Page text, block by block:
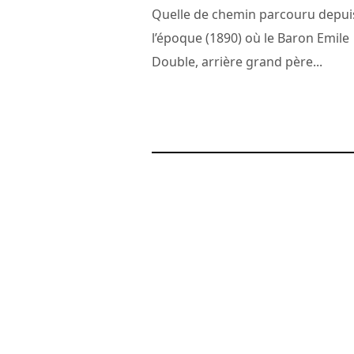
Quelle de chemin parcouru
l’époque (1890) où le Baron Emile
Double, arrière grand père...